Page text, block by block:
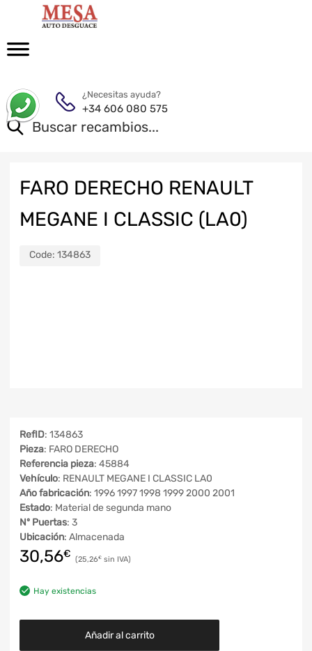
¿Necesitas ayuda?
+34 606 080 575
FARO DERECHO RENAULT
MEGANE I CLASSIC (LA0)
Code: 134863
RefID: 134863
Pieza: FARO DERECHO
Referencia pieza: 45884
Vehículo: RENAULT MEGANE I CLASSIC LA0
Año fabricación: 1996 1997 1998 1999 2000 2001
Estado: Material de segunda mano
Nº Puertas: 3
Ubicación: Almacenada
30,56€ 25,26€
Hay existencias
Añadir al carrito